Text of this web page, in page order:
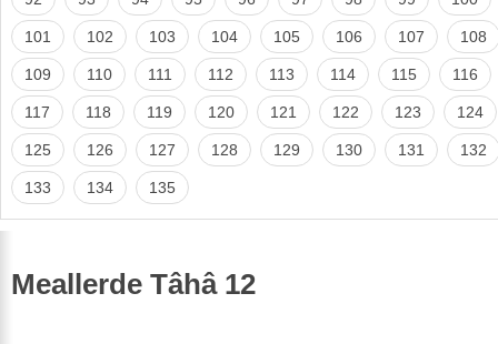
101 102 103 104 105 106 107 108
109 110 111 112 113 114 115 116
117 118 119 120 121 122 123 124
125 126 127 128 129 130 131 132
133 134 135
Meallerde Tâhâ 12